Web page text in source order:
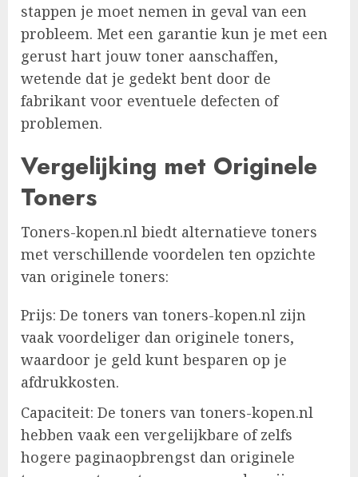
stappen je moet nemen in geval van een
probleem. Met een garantie kun je met een
gerust hart jouw toner aanschaffen,
wetende dat je gedekt bent door de
fabrikant voor eventuele defecten of
problemen.
Vergelijking met Originele
Toners
Toners-kopen.nl biedt alternatieve toners
met verschillende voordelen ten opzichte
van originele toners:
Prijs: De toners van toners-kopen.nl zijn
vaak voordeliger dan originele toners,
waardoor je geld kunt besparen op je
afdrukkosten.
Capaciteit: De toners van toners-kopen.nl
hebben vaak een vergelijkbare of zelfs
hogere paginaopbrengst dan originele